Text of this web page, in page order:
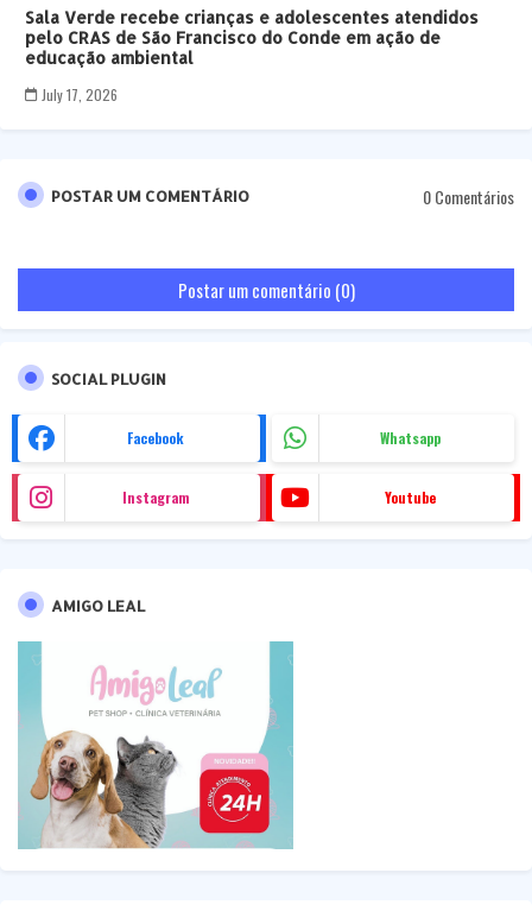
Sala Verde recebe crianças e adolescentes atendidos
pelo CRAS de São Francisco do Conde em ação de
educação ambiental
July 17, 2026
POSTAR UM COMENTÁRIO 0 Comentários
Postar um comentário (0)
SOCIAL PLUGIN
Facebook Whatsapp
Instagram Youtube
AMIGO LEAL